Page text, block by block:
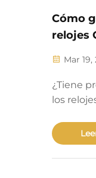
Cómo
relojes
Mar 19,
¿Tiene
los
proceso